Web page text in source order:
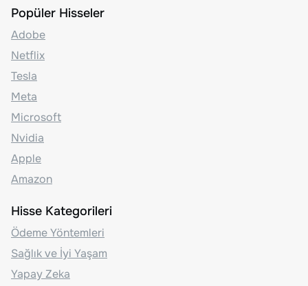
Popüler Hisseler
Adobe
Netflix
Tesla
Meta
Microsoft
Nvidia
Apple
Amazon
Hisse Kategorileri
Ödeme Yöntemleri
Sağlık ve İyi Yaşam
Yapay Zeka